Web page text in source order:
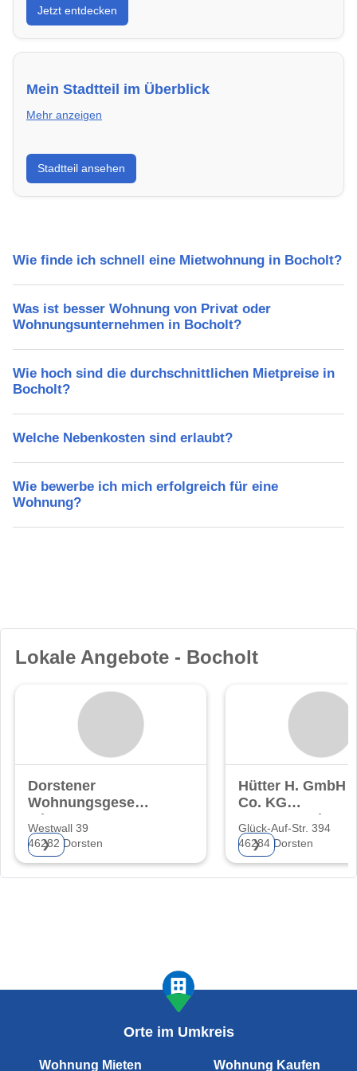
energieeffizient und sofort bezugsfertig.
Jetzt entdecken
Mein Stadtteil im Überblick
Mehr anzeigen
Erfahre mehr über deinen Stadtteil in Bocholt:
Lebensqualität, Verkehrsanbindung, Schulen,
Stadtteil ansehen
Wie finde ich schnell eine Mietwohnung in Bocholt?
Was ist besser Wohnung von Privat oder
Wohnungsunternehmen in Bocholt?
Wie hoch sind die durchschnittlichen Mietpreise in
Bocholt?
Welche Nebenkosten sind erlaubt?
Wie bewerbe ich mich erfolgreich für eine
Wohnung?
Lokale Angebote - Bocholt
Dorstener
Wohnungsgesellschaft
mbH
Westwall 39
46282 Dorsten
❯
Hütter H. GmbH
Co. KG
Bauunternehmen
Glück-Auf-Str. 394
46284 Dorsten
❯
Orte im Umkreis
Wohnung Mieten Wohnung Kaufen